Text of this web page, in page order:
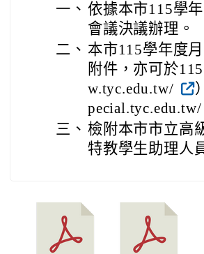
一、 依據本市115學
會議決議辦理。
二、 本市115學年度
附件，亦可於
w.tyc.edu.tw/
pecial.tyc.edu.tw/
三、 檢附本市市立高
特教學生助理人